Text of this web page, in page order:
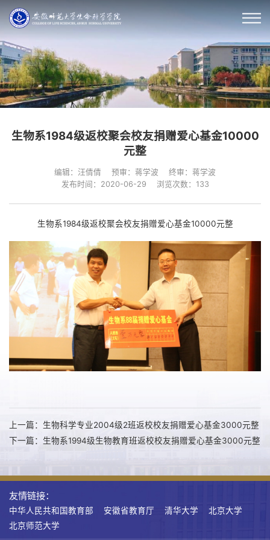
生物系1984级返校聚会校友捐赠爱心基金10000
元整
编辑：汪倩倩 预审：蒋学波
终审：蒋学波
发布时间：2020-06-29
浏览次数： 133
生物系1984级返校聚会校友捐赠爱心基金10000元整
上一篇：生物科学专业2004级2班返校校友捐赠爱心基金3000元整
下一篇：生物系1994级生物教育班返校校友捐赠爱心基金3000元整
友情链接：
中华人民共和国教育部 安徽省教育厅 清华大学
北京大学
北京师范大学